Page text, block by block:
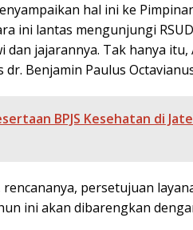
hal ini ke
ini lantas mengunjungi
jajarannya. Tak hanya
Benjamin Paulus
BPJS Kesehatan di
persetujuan
ini akan dibarengkan